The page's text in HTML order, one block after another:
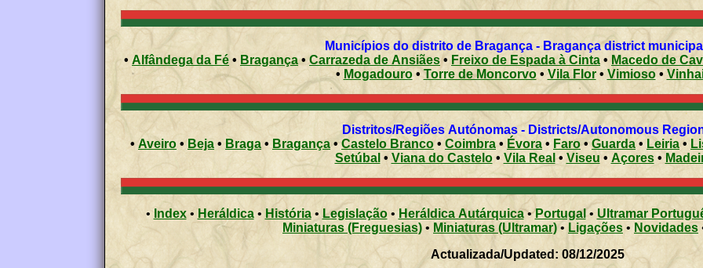
Municípios do distrito de Bragança - Bragança district
• Alfândega da Fé • Bragança•Carrazeda de Ansiães• Freixo de Espada à Cinta • Macedo de
• Mogadouro•Torre de Moncorvo•Vila Flor• Vimioso•
Distritos/Regiões Autónomas - Districts/Autonomous
• Aveiro • Beja • Braga • Bragança •Castelo Branco • Coimbra• Évora • Faro •Guarda • Leiria •
Setúbal • Viana do Castelo• Vila Real • Viseu• Açores •
• Index•Heráldica• História • Legislação • Heráldica Autárquica•Portugal• Ultramar
Miniaturas (Freguesias) • Miniaturas (Ultramar) • Ligações • Novidades
Actualizada/Updated: 08/12/2025